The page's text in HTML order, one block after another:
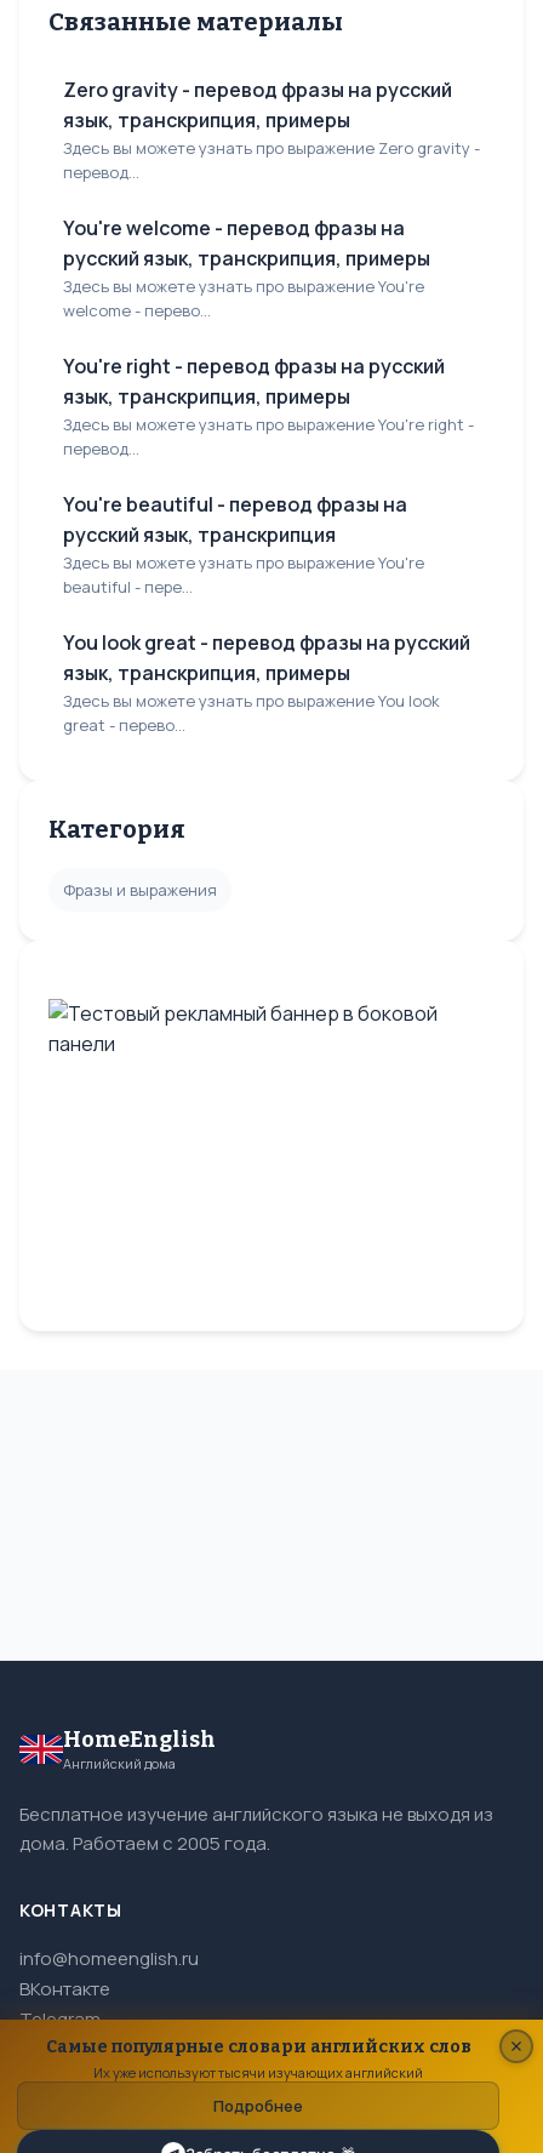
Связанные материалы
Zero gravity - перевод фразы на русский
язык, транскрипция, примеры
Здесь вы можете узнать про выражение Zero gravity -
перевод...
You're welcome - перевод фразы на
русский язык, транскрипция, примеры
Здесь вы можете узнать про выражение You're
welcome - перево...
You're right - перевод фразы на русский
язык, транскрипция, примеры
Здесь вы можете узнать про выражение You're right -
перевод...
You're beautiful - перевод фразы на
русский язык, транскрипция
Здесь вы можете узнать про выражение You're
beautiful - пере...
You look great - перевод фразы на русский
язык, транскрипция, примеры
Здесь вы можете узнать про выражение You look
great - перево...
Категория
Фразы и выражения
HomeEnglish
Английский дома
Бесплатное изучение английского языка не выходя из
дома. Работаем с 2005 года.
КОНТАКТЫ
info@homeenglish.ru
ВКонтакте
Telegram
© 2005–2026 HomeEnglish. Все права защищены.
Самые популярные словари английских слов
Их уже используют тысячи изучающих английский
Подробнее